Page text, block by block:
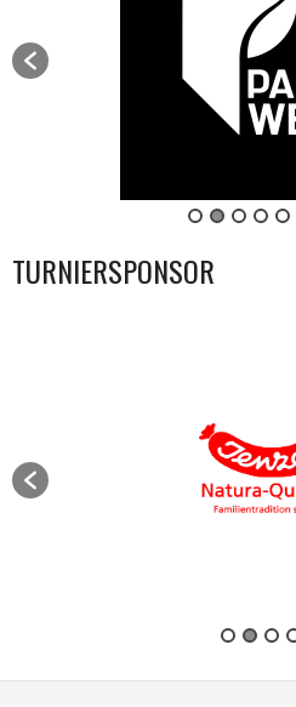
TURNIERSPONSOR